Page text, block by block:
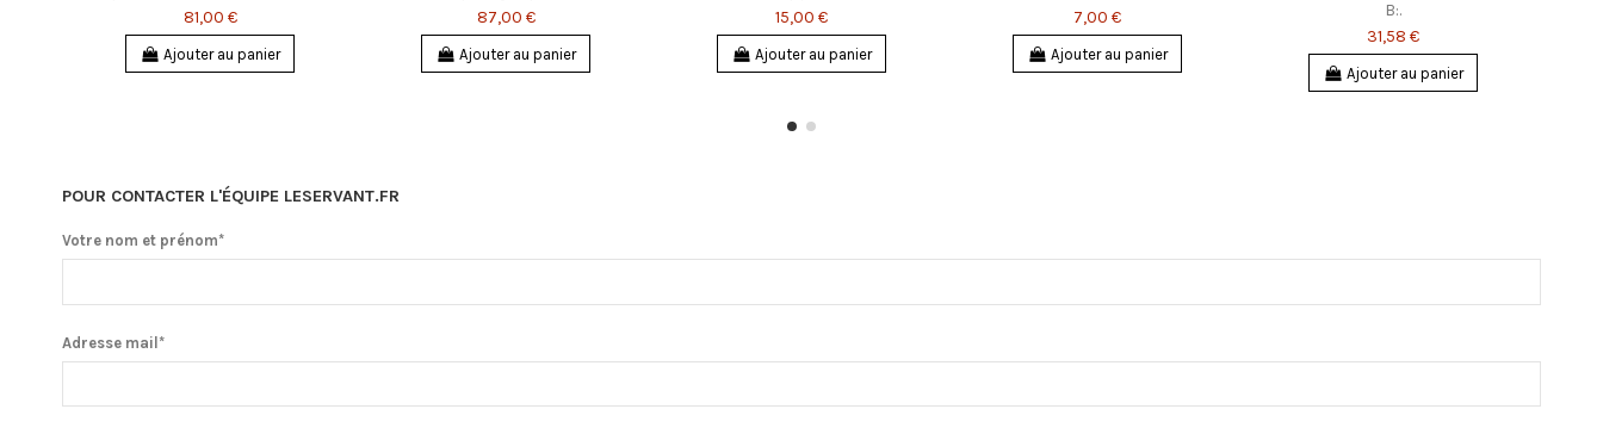
81,00 €
Ajouter au panier
87,00 €
Ajouter au panier
15,00 €
Ajouter au panier
7,00 €
Ajouter au panier
B:.
31,58 €
Ajouter au panier
POUR CONTACTER L'ÉQUIPE LESERVANT.FR
Votre nom et prénom*
Adresse mail*